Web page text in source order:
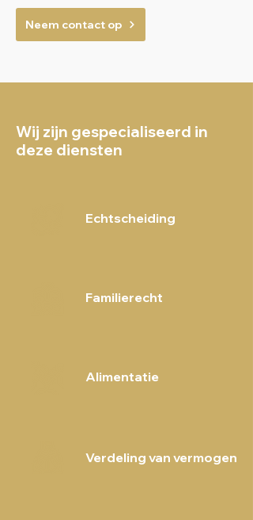
Neem contact op
Wij zijn gespecialiseerd in
deze diensten
Echtscheiding
Familierecht
Alimentatie
Verdeling van vermogen